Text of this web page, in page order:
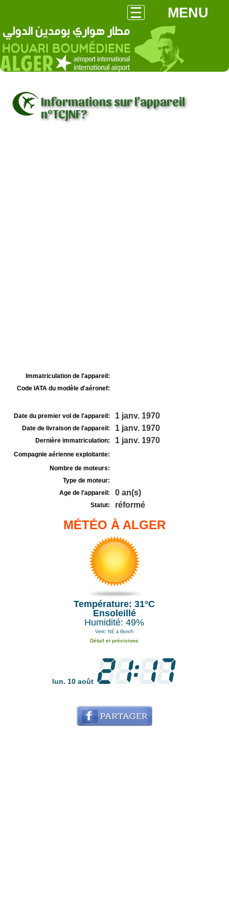
MENU
Informations sur l'appareil
n°TCJNF?
Immatriculation de l'appareil:
Code IATA du modèle d'aéronef:
Date du premier vol de l'appareil: 1 janv. 1970
Date de livraison de l'appareil: 1 janv. 1970
Dernière immatriculation: 1 janv. 1970
Compagnie aérienne exploitante:
Nombre de moteurs:
Type de moteur:
Age de l'appareil:
0 an(s)
Statut: réformé
MÉTÉO À ALGER
Température: 31°C
Ensoleillé
Humidité: 49%
Vent: NE à 6km/h
Détail et prévisions
lun. 10 août